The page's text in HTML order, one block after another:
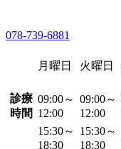
078-739-6881
月曜日 火曜日
診療
時間
09:00～
12:00
09:00～
12:00
15:30～
18:30
15:30～
18:30